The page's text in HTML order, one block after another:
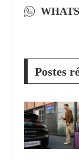
Postes